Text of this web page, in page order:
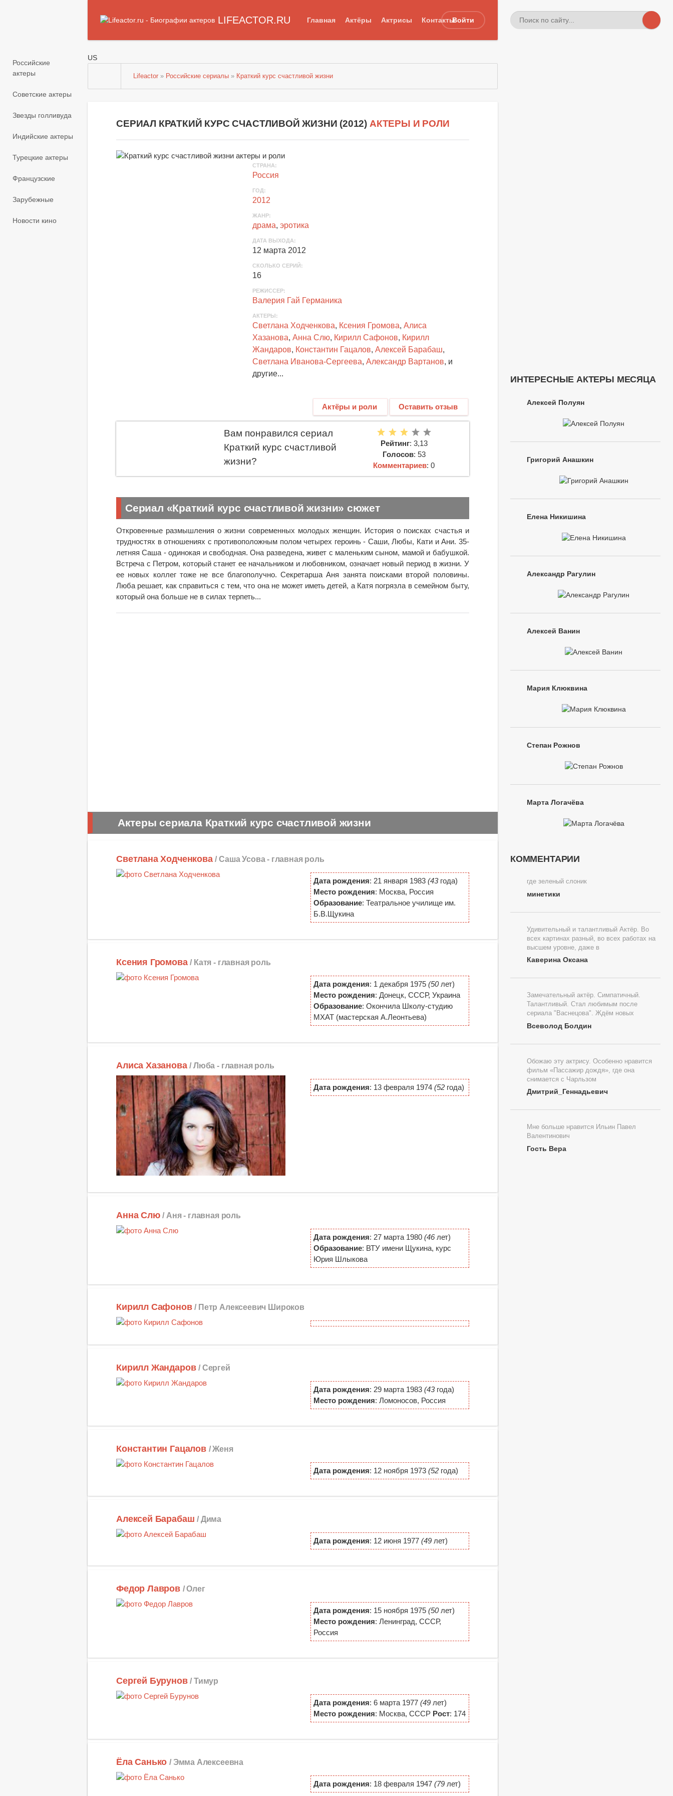
LIFEACTOR.RU Главная Актёры Актрисы КонтактыВойти
Российские
актеры
Советские актеры
Звезды голливуда
Индийские актеры
Турецкие актеры
Французские
Зарубежные
Новости кино
US
Lifeactor » Российские сериалы » Краткий курс счастливой жизни
СЕРИАЛ КРАТКИЙ КУРС СЧАСТЛИВОЙ ЖИЗНИ (2012) АКТЕРЫ И РОЛИ
СТРАНА:
Россия
ГОД:
2012
ЖАНР:
драма, эротика
ДАТА ВЫХОДА:
12 марта 2012
СКОЛЬКО СЕРИЙ:
16
РЕЖИССЕР:
Валерия Гай Германика
АКТЕРЫ:
Светлана Ходченкова, Ксения Громова, Алиса
Хазанова, Анна Слю, Кирилл Сафонов, Кирилл
Жандаров, Константин Гацалов, Алексей Барабаш,
Светлана Иванова-Сергеева, Александр Вартанов, и
другие...
Актёры и роли Оставить отзыв
Вам понравился сериал
Краткий курс счастливой
жизни?
Рейтинг: 3,13
Голосов: 53
Комментариев: 0
Сериал «Краткий курс счастливой жизни» сюжет
Откровенные размышления о жизни современных молодых женщин. История о поисках счастья и
трудностях в отношениях с противоположным полом четырех героинь - Саши, Любы, Кати и Ани. 35-
летняя Саша - одинокая и свободная. Она разведена, живет с маленьким сыном, мамой и бабушкой.
Встреча с Петром, который станет ее начальником и любовником, означает новый период в жизни. У
ее новых коллег тоже не все благополучно. Секретарша Аня занята поисками второй половины.
Люба решает, как справиться с тем, что она не может иметь детей, а Катя погрязла в семейном быту,
который она больше не в силах терпеть...
Актеры сериала Краткий курс счастливой жизни
Светлана Ходченкова / Саша Усова - главная роль
Дата рождения: 21 января 1983 (43года)
Место рождения: Москва, Россия
Образование: Театральное училище им.
Б.В.Щукина
Ксения Громова / Катя - главная роль
Дата рождения: 1 декабря 1975 (50лет)
Место рождения: Донецк, СССР, Украина
Образование: Окончила Школу-студию
МХАТ (мастерская А.Леонтьева)
Алиса Хазанова / Люба - главная роль
Дата рождения: 13 февраля 1974 (52года)
Анна Слю / Аня - главная роль
Дата рождения: 27 марта 1980 (46лет)
Образование: ВТУ имени Щукина, курс
Юрия Шлыкова
Кирилл Сафонов / Петр Алексеевич Широков
Кирилл Жандаров / Сергей
Дата рождения: 29 марта 1983 (43года)
Место рождения: Ломоносов, Россия
Константин Гацалов / Женя
Дата рождения: 12 ноября 1973 (52года)
Алексей Барабаш / Дима
Дата рождения: 12 июня 1977 (49лет)
Федор Лавров / Олег
Дата рождения: 15 ноября 1975 (50лет)
Место рождения: Ленинград, СССР,
Россия
Сергей Бурунов / Тимур
Дата рождения: 6 марта 1977 (49лет)
Место рождения: Москва, СССР Рост: 174
Ёла Санько / Эмма Алексеевна
Дата рождения: 18 февраля 1947 (79лет)
ИНТЕРЕСНЫЕ АКТЕРЫ МЕСЯЦА
Алексей Полуян
Григорий Анашкин
Елена Никишина
Александр Рагулин
Алексей Ванин
Мария Клюквина
Степан Рожнов
Марта Логачёва
КОММЕНТАРИИ
где зеленый слоник
минетики
Удивительный и талантливый Актёр. Во
всех картинах разный, во всех работах на
высшем уровне, даже в
Каверина Оксана
Замечательный актёр. Симпатичный.
Талантливый. Стал любимым после
сериала "Васнецова". Ждём новых
Всеволод Болдин
Обожаю эту актрису. Особенно нравится
фильм «Пассажир дождя», где она
снимается с Чарльзом
Дмитрий_Геннадьевич
Мне больше нравится Ильин Павел
Валентинович
Гость Вера